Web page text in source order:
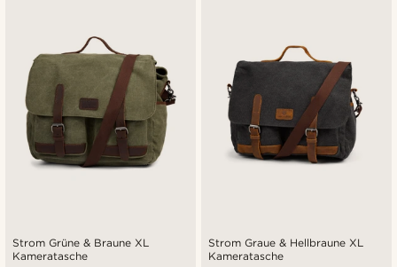
Höchster Preis
Strom Grüne & Braune XL
Kameratasche
Strom Graue & Hellbraune XL
Kameratasche